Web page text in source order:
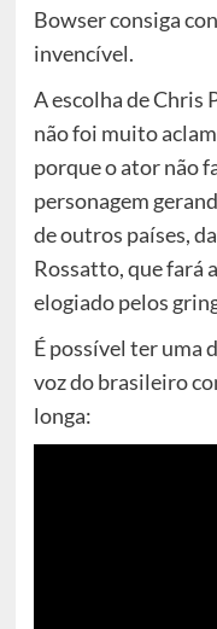
Bowser consiga
invencível.
A escolha de
não foi muito
porque o ator não
personagem
de outros países,
Rossatto, que fará
elogiado pelos
É possível ter uma
voz do brasileiro
longa: